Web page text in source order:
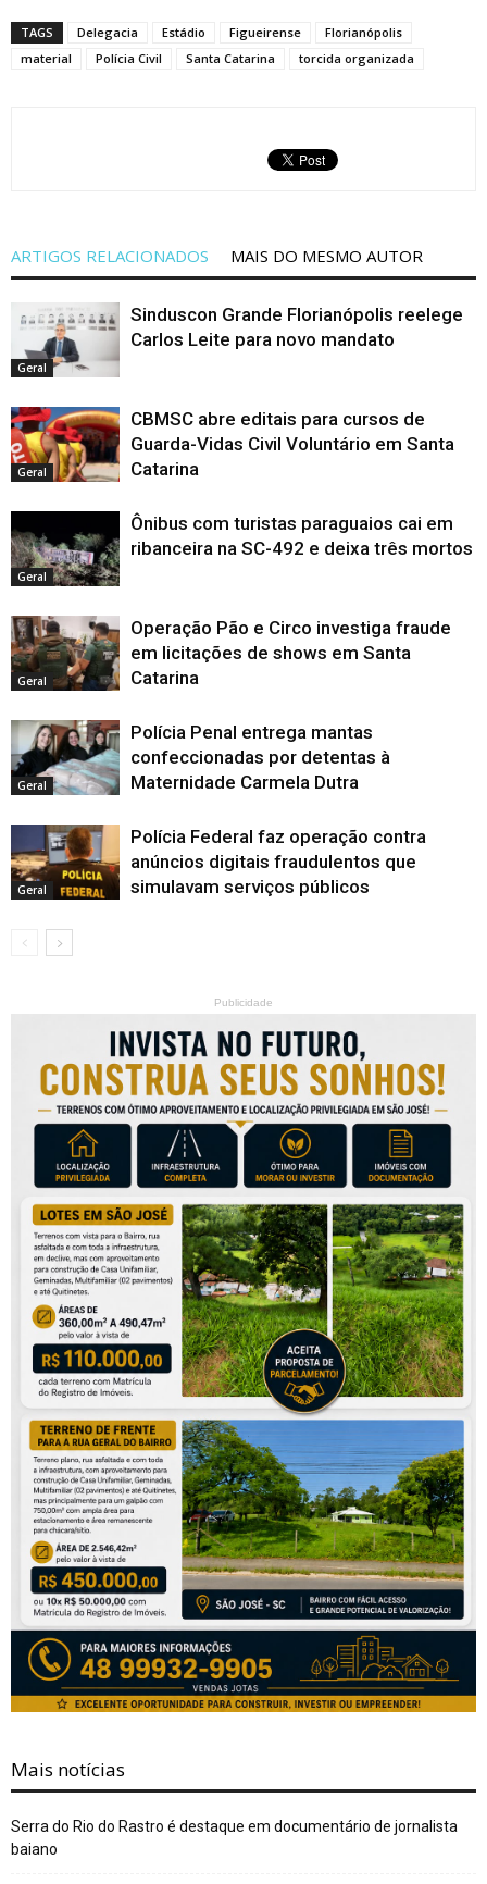
TAGS Delegacia Estádio Figueirense
Florianópolis
material
Polícia Civil Santa Catarina torcida organizada
ARTIGOS RELACIONADOS MAIS DO MESMO AUTOR
Geral
Sinduscon Grande Florianópolis reelege
Carlos Leite para novo mandato
Geral
CBMSC abre editais para cursos de
Guarda-Vidas Civil Voluntário em Santa
Catarina
Geral
Ônibus com turistas paraguaios cai em
ribanceira na SC-492 e deixa três mortos
Geral
Operação Pão e Circo investiga fraude
em licitações de shows em Santa
Catarina
Geral
Polícia Penal entrega mantas
confeccionadas por detentas à
Maternidade Carmela Dutra
Geral
Polícia Federal faz operação contra
anúncios digitais fraudulentos que
simulavam serviços públicos
Publicidade
Mais notícias
Serra do Rio do Rastro é destaque em documentário de jornalista
baiano